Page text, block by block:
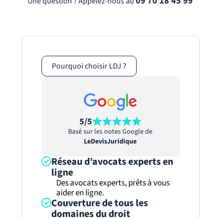
Pourquoi choisir LDJ ?
5/5
Basé sur les notes Google de
LeDevisJuridique
Réseau d’avocats experts en
ligne
Des avocats experts, prêts à vous
aider en ligne.
Couverture de tous les
domaines du droit